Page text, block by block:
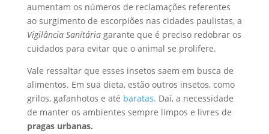
aumentam os números de reclamações referentes
ao surgimento de escorpiões nas cidades paulistas, a
Vigilância Sanitáriagarante que é preciso redobrar os
cuidados para evitar que o animal se prolifere.
Vale ressaltar que esses insetos saem em busca de
alimentos. Em sua dieta, estão outros insetos, como
grilos, gafanhotos e até baratas. Daí, a necessidade
de manter os ambientes sempre limpos e livres de
pragas urbanas.